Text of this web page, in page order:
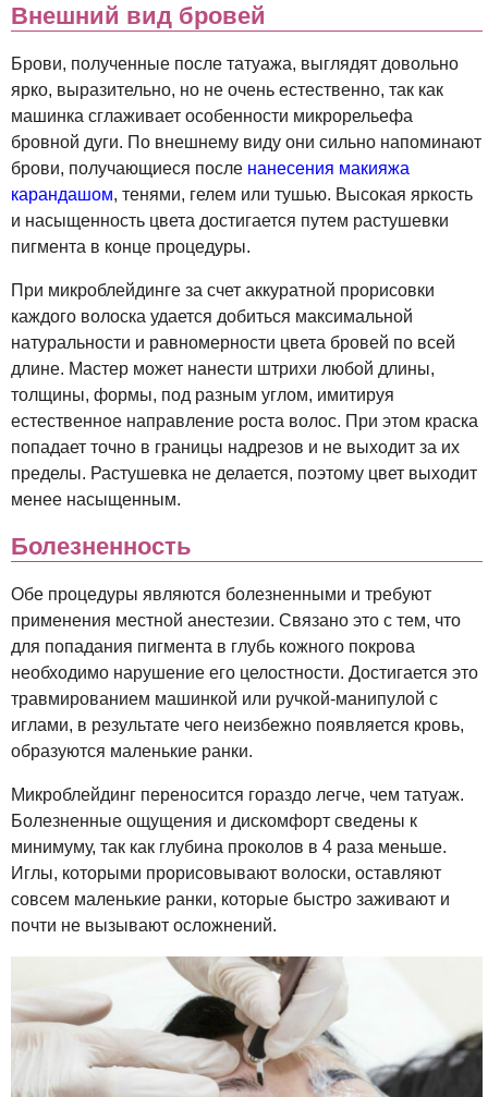
Внешний вид бровей
Брови, полученные после татуажа, выглядят довольно
ярко, выразительно, но не очень естественно, так как
машинка сглаживает особенности микрорельефа
бровной дуги. По внешнему виду они сильно напоминают
брови, получающиеся после нанесения макияжа
карандашом, тенями, гелем или тушью. Высокая яркость
и насыщенность цвета достигается путем растушевки
пигмента в конце процедуры.
При микроблейдинге за счет аккуратной прорисовки
каждого волоска удается добиться максимальной
натуральности и равномерности цвета бровей по всей
длине. Мастер может нанести штрихи любой длины,
толщины, формы, под разным углом, имитируя
естественное направление роста волос. При этом краска
попадает точно в границы надрезов и не выходит за их
пределы. Растушевка не делается, поэтому цвет выходит
менее насыщенным.
Болезненность
Обе процедуры являются болезненными и требуют
применения местной анестезии. Связано это с тем, что
для попадания пигмента в глубь кожного покрова
необходимо нарушение его целостности. Достигается это
травмированием машинкой или ручкой-манипулой с
иглами, в результате чего неизбежно появляется кровь,
образуются маленькие ранки.
Микроблейдинг переносится гораздо легче, чем татуаж.
Болезненные ощущения и дискомфорт сведены к
минимуму, так как глубина проколов в 4 раза меньше.
Иглы, которыми прорисовывают волоски, оставляют
совсем маленькие ранки, которые быстро заживают и
почти не вызывают осложнений.